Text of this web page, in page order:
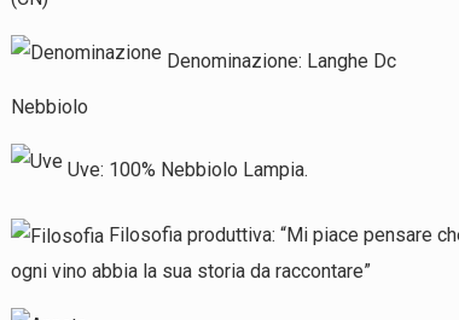
Denominazione: Langhe Dc
Nebbiolo
Uve: 100% Nebbiolo Lampia.
Filosofia produttiva:“Mi piace pensare
ogni vino abbia la sua storia da raccontare”